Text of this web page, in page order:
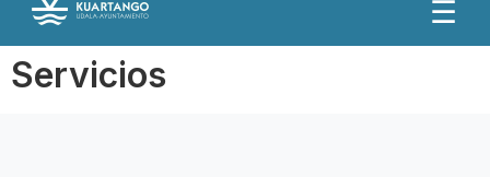
☰
Servicios